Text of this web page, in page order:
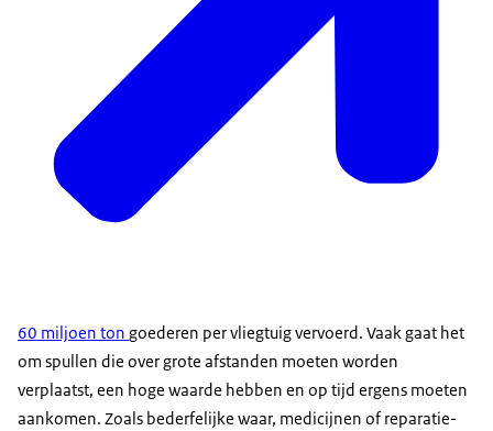
60 miljoen ton goederen per vliegtuig vervoerd. Vaak gaat het
om spullen die over grote afstanden moeten worden
verplaatst, een hoge waarde hebben en op tijd ergens moeten
aankomen. Zoals bederfelijke waar, medicijnen of reparatie-